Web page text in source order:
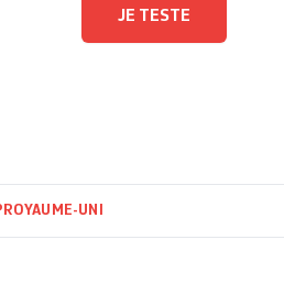
JE TESTE
ROYAUME-UNI